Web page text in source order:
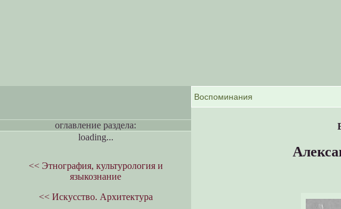
оглавление раздела:
loading...
<< Этнография, культурология и
языкознание
<< Искусство. Архитектура